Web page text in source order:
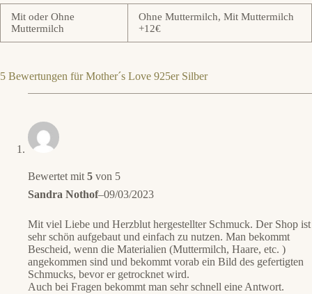
Mit oder Ohne
Muttermilch
Ohne Muttermilch, Mit Muttermilch
+12€
5 Bewertungen fürMother´s Love 925er Silber
Bewertet mit 5 von 5
Sandra Nothof–09/03/2023
Mit viel Liebe und Herzblut hergestellter Schmuck. Der Shop ist
sehr schön aufgebaut und einfach zu nutzen. Man bekommt
Bescheid, wenn die Materialien (Muttermilch, Haare, etc. )
angekommen sind und bekommt vorab ein Bild des gefertigten
Schmucks, bevor er getrocknet wird.
Auch bei Fragen bekommt man sehr schnell eine Antwort.